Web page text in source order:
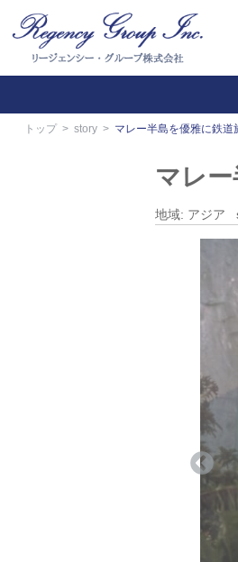
トップ story マレー半島を優雅に鉄
マレ
地域: アジア